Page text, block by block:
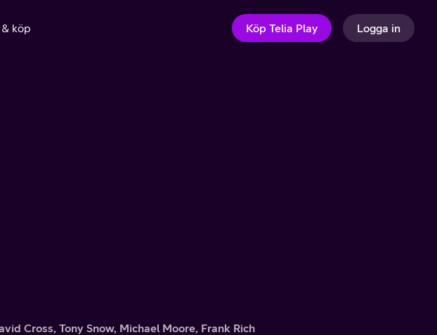
köp Köp Telia Play Logga in
Cross, Tony Snow, Michael Moore, Frank Rich